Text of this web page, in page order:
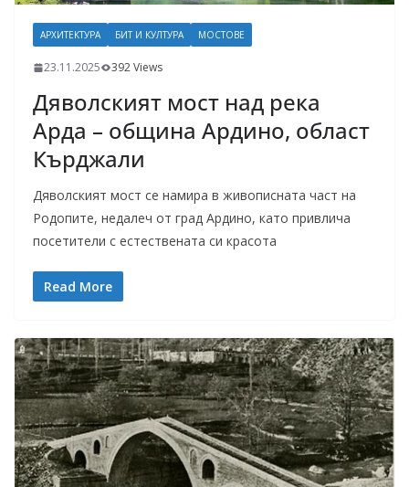
АРХИТЕКТУРА БИТ И КУЛТУРА МОСТОВЕ
23.11.2025 392 Views
Дяволският мост над река
Арда – община Ардино, област
Кърджали
Дяволският мост се намира в живописната част на
Родопите, недалеч от град Ардино, като привлича
посетители с естествената си красота
Read More